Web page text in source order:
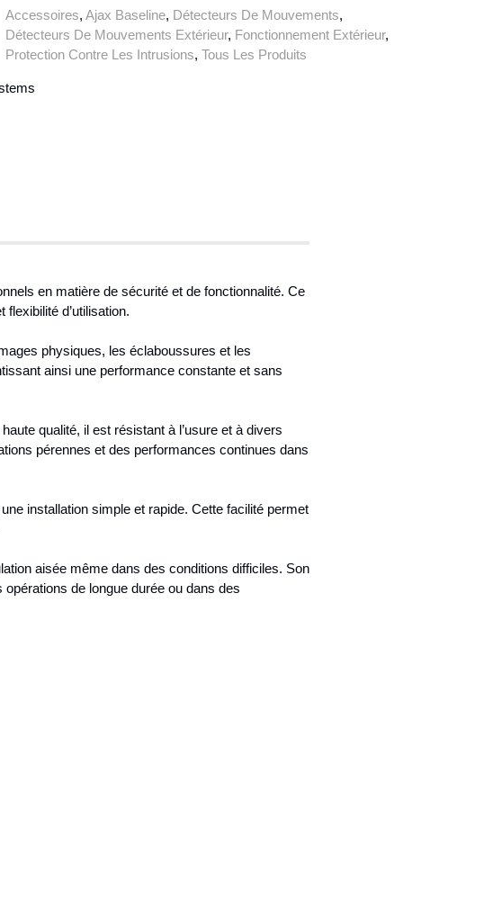
Accessoires, Ajax Baseline, Détecteurs De Mouvements,
Détecteurs De Mouvements Extérieur, Fonctionnement Extérieur,
Protection Contre Les Intrusions, Tous Les Produits
en matière de sécurité et de fonctionnalité. Ce
d’utilisation.
physiques, les éclaboussures et les
ainsi une performance constante et sans
qualité, il est résistant à l’usure et à divers
pérennes et des performances continues dans
installation simple et rapide. Cette facilité permet
aisée même dans des conditions difficiles. Son
de longue durée ou dans des